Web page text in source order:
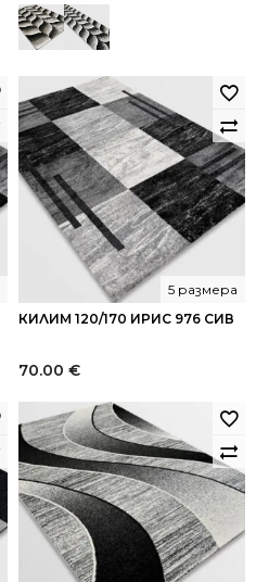
КИЛИМ 120/170 ИРИС 976 СИВ
5 размера
70.00 €